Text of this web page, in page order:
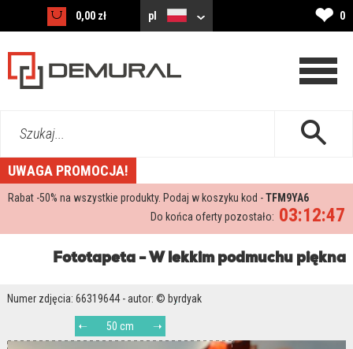
0,00 zł pl ❤ 0
Szukaj...
UWAGA PROMOCJA!
Rabat -50% na wszystkie produkty. Podaj w koszyku kod -TFM9YA6
03:12:46
Do końca oferty pozostało:
Fototapeta - W lekkim podmuchu piękna
Numer zdjęcia: 66319644 - autor: © byrdyak
50 cm